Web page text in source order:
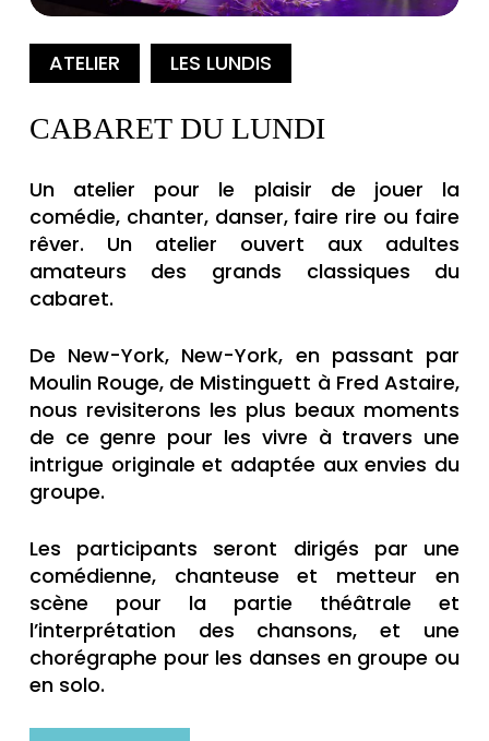
ATELIER LES LUNDIS
CABARET DU LUNDI
Un atelier pour le plaisir de jouer la
comédie, chanter, danser, faire rire ou faire
rêver. Un atelier ouvert aux adultes
amateurs des grands classiques du
cabaret.
De New-York, New-York, en passant par
Moulin Rouge, de Mistinguett à Fred Astaire,
nous revisiterons les plus beaux moments
de ce genre pour les vivre à travers une
intrigue originale et adaptée aux envies du
groupe.
Les participants seront dirigés par une
comédienne, chanteuse et metteur en
scène pour la partie théâtrale et
l’interprétation des chansons, et une
chorégraphe pour les danses en groupe ou
en solo.